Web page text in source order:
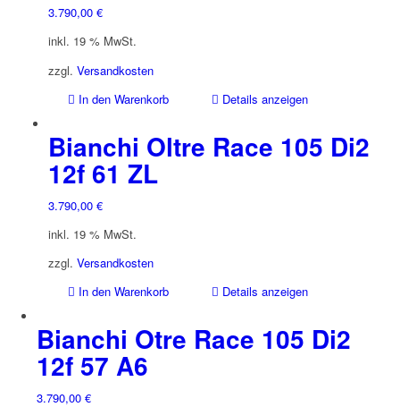
3.790,00 €
inkl. 19 % MwSt.
zzgl. Versandkosten
In den Warenkorb
Details anzeigen
Bianchi Oltre Race 105 Di2
12f 61 ZL
3.790,00 €
inkl. 19 % MwSt.
zzgl. Versandkosten
In den Warenkorb
Details anzeigen
Bianchi Otre Race 105 Di2
12f 57 A6
3.790,00 €